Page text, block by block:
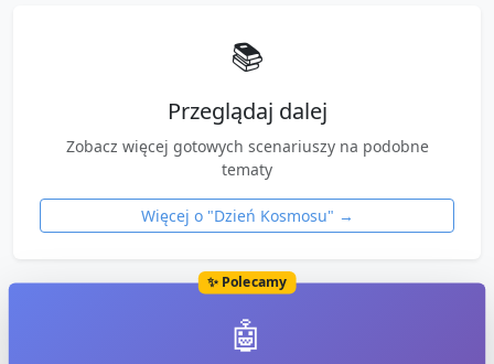
📚
Przeglądaj dalej
Zobacz więcej gotowych scenariuszy na podobne
tematy
Więcej o "Dzień Kosmosu" →
✨ Polecamy
🤖